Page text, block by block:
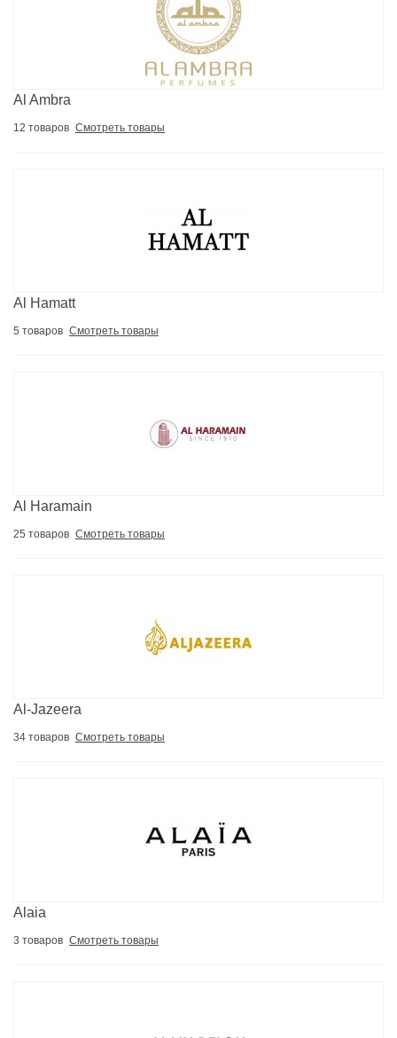
Al Ambra
12 товаров Смотреть товары
Al Hamatt
5 товаров Смотреть товары
Al Haramain
25 товаров Смотреть товары
Al-Jazeera
34 товаров Смотреть товары
Alaia
3 товаров Смотреть товары